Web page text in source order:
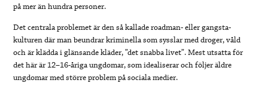
på mer än hundra personer.
Det centrala problemet är den så kallade roadman- eller gangsta-
kulturen där man beundrar kriminella som sysslar med droger, våld
och är klädda i glänsande kläder, ”det snabba livet”. Mest utsatta för
det här är 12–16-åriga ungdomar, som idealiserar och följer äldre
ungdomar med större problem på sociala medier.